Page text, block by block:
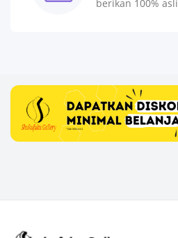
berikan 100% asli